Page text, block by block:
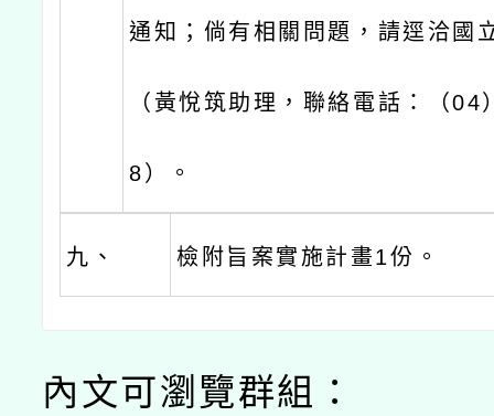
通知；倘有相關問題，請逕洽國
（黃悅筑助理，聯絡電話：（
8）。
九、 檢附旨案實施計畫1份。
內文可瀏覽群組：